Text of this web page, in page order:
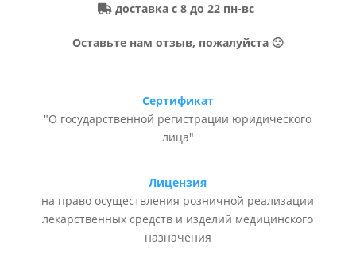
доставка с 8 до 22 пн-вс
Оставьте нам отзыв, пожалуйста 🙂
Сертификат
"О государственной регистрации юридического
лица"
Лицензия
на право осуществления розничной реализации
лекарственных средств и изделий медицинского
назначения